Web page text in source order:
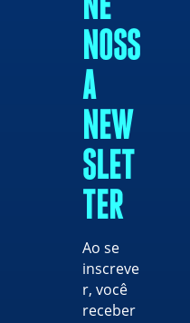
NE
NOSS
A
NEW
SLET
TER
Ao se
inscreve
r, você
receber